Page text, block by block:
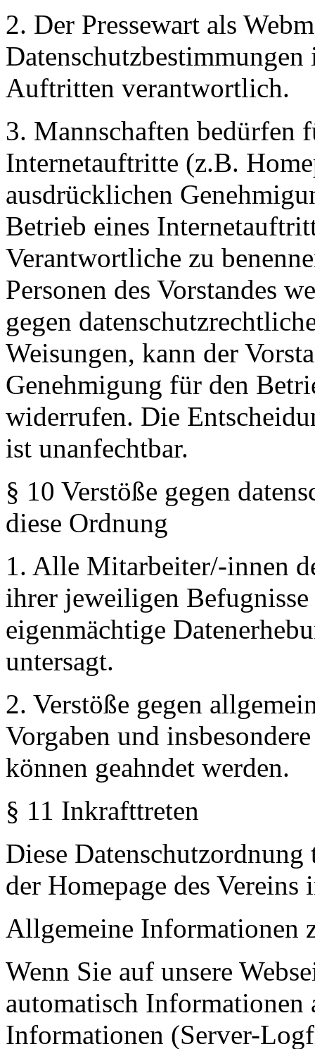
2. Der Pressewart als
Auftritten verantwortlich.
3. Mannschaften bedürfen
Internetauftritte (z.B.
ausdrücklichen
Betrieb eines
Verantwortliche zu
Personen des Vorstandes
gegen
Weisungen, kann der
Genehmigung für den
widerrufen. Die
ist unanfechtbar.
§ 10 Verstöße gegen
diese Ordnung
1. Alle Mitarbeiter/-innen
ihrer jeweiligen
eigenmächtige
untersagt.
2. Verstöße gegen
Vorgaben und
können geahndet werden.
§ 11 Inkrafttreten
Diese
der Homepage des Vereins
Allgemeine Informationen
Wenn Sie auf unsere
automatisch Informationen
Informationen (Server-